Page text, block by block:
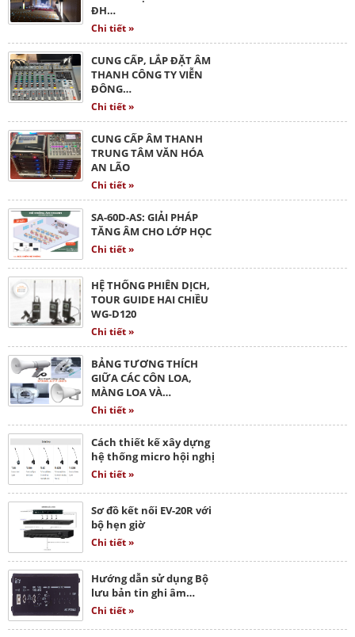
ĐH…
Chi tiết »
CUNG CẤP, LẮP ĐẶT ÂM
THANH CÔNG TY VIỄN
ĐÔNG…
Chi tiết »
CUNG CẤP ÂM THANH
TRUNG TÂM VĂN HÓA
AN LÃO
Chi tiết »
SA-60D-AS: GIẢI PHÁP
TĂNG ÂM CHO LỚP HỌC
Chi tiết »
HỆ THỐNG PHIÊN DỊCH,
TOUR GUIDE HAI CHIỀU
WG-D120
Chi tiết »
BẢNG TƯƠNG THÍCH
GIỮA CÁC CÔN LOA,
MÀNG LOA VÀ…
Chi tiết »
Cách thiết kế xây dựng
hệ thống micro hội nghị
Chi tiết »
Sơ đồ kết nối EV-20R với
bộ hẹn giờ
Chi tiết »
Hướng dẫn sử dụng Bộ
lưu bản tin ghi âm…
Chi tiết »